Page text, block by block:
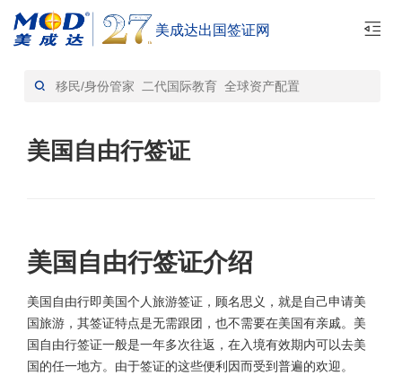
美成达出国签证网
首页> 美国自由行签证
美国自由行签证
美国自由行签证介绍
美国自由行即美国个人旅游签证，顾名思义，就是自己申请美
国旅游，其签证特点是无需跟团，也不需要在美国有亲戚。美
国自由行签证一般是一年多次往返，在入境有效期内可以去美
国的任一地方。由于签证的这些便利因而受到普遍的欢迎。